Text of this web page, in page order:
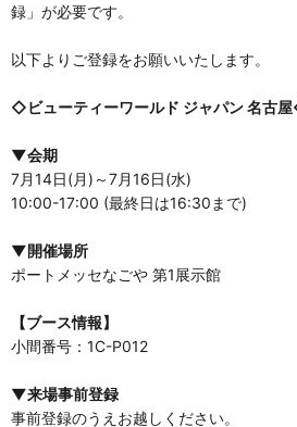
録」が必要です。
以下よりご登録をお願いいたします。
◇ビューティーワールド ジャパン 名古
▼会期
7月14日(月)～7月16日(水)
10:00-17:00 (最終日は16:30まで)
▼開催場所
ポートメッセなごや 第1展示館
【ブース情報】
小間番号：1C-P012
▼来場事前登録
事前登録のうえお越しください。